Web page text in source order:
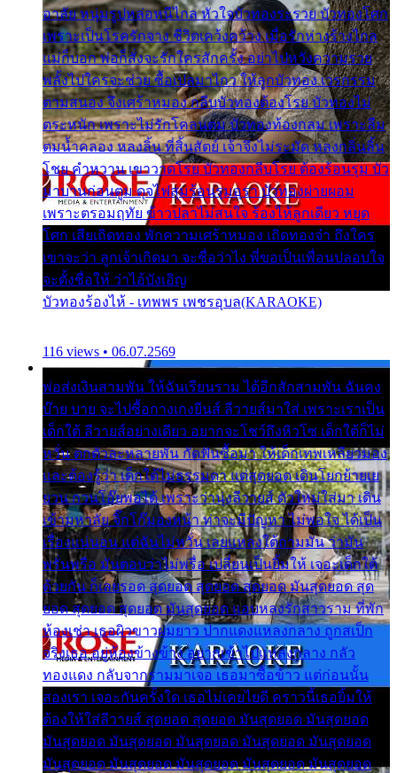
อาลัย หนุ่มรูปหล่อหนีไกล หัวใจบัวทองระรวย บัวทองโศก
เพราะเป็นโรครักจาง ชีวิตเคว้งคว้าง เมื่อรักห่างร้างไกล
แม่ก็บอก พ่อก็สั่งจะรักใครสักครั้ง อย่าไปหวังความรวย
พลั้งไปใครจะช่วย ซื้อเปลมาไกว ให้ลูกบัวทอง เวรกรรม
ตามสนอง จึงเศร้าหมอง กลีบบัวทองต้องโรย บัวทองไม่
ตระหนัก เพราะไม่รักโคลนตม บัวทองท้องกลม เพราะลืม
ตมน้ำคลอง หลงลิ้น ที่สิ้นสัตย์ เจ้าจึงไม่ระมัด หลงกลิ่นลิ้น
โชย คำหวาน เขาวาดโรย บัวทองกลีบโรย ต้องร้อนรุม บัว
มาบานก่อนตูม ดุจไฟสุมร้อนรุมอุรา บัวทองผ่ายผอม
เพราะตรอมฤทัย ข้าวปลาไม่สนใจ ร้องไห้ลูกเดียว หยุด
โศก เสียเถิดทอง พักความเศร้าหมอง เถิดทองจ๋า ถึงใคร
เขาจะว่า ลูกเจ้าเกิดมา จะชื่อว่าไง พี่ขอเป็นเพื่อนปลอบใจ
จะตั้งชื่อให้ ว่าไอ้บังเอิญ
บัวทองร้องไห้ - เทพพร เพชรอุบล(KARAOKE)
116 views • 06.07.2569
พ่อส่งเงินสามพัน ให้ฉันเรียนราม ได้อีกสักสามพัน ฉันคง
บ๊าย บาย จะไปซื้อกางเกงยีนส์ ลีวายส์มาใส่ เพราะเราเป็น
เด็กใต้ ลีวายส์อย่างเดียว อยากจะโชว์ถึงหิวโซ เด็กใต้ก็ไม่
หวั่น ตกตัวละหลายพัน กัดฟันซื้อมา ให้เด็กเทพเหลียวมอง
และต้องรู้ว่า เด็กใต้ไม่ธรรมดา แต่สุดยอด เดินโยกย้ายเย
ยวน กวนโอ๊ยพอได้ เพราะว่านุ่งลีวายส์ ตัวใหม่ใส่มา เดิน
เข้ามหาลัย จิ๊กโก๊มองหน้า ท่าจะมีปัญหา ไม่พอใจ ได้เป็น
เรื่องแน่นอน แต่ฉันไม่หวั่น เลยแหลงใต้ถามมัน ว่ามัน
พรั่นพรือ มันตอบว่าไม่พรื่อ เปลี่ยนเป็นยิ้มให้ เจอะเด็กใต้
ด้วยกัน ก็เลยรอด สุดยอด สุดยอด สุดยอด มันสุดยอด สุด
ยอด สุดยอด สุดยอด มันสุดยอด แอบหลงรักสาวราม ที่พัก
ห้องเช่า เธอผิวขาวผมยาว ปากแดงแหลงกลาง ถูกสเป็ก
จริงเธอ อยู่ห้องข้างข้าง อยากเข้าไปแหลงกลาง กลัว
ทองแดง กลับจากรามมาเจอ เธอมาซื้อข้าว แต่ก่อนนั้น
สองเรา เจอะกันครั้งใด เธอไม่เคยไยดี คราวนี้เธอยิ้มให้
ต้องให้ใส่ลีวายส์ สุดยอด สุดยอด มันสุดยอด มันสุดยอด
มันสุดยอด มันสุดยอด มันสุดยอด มันสุดยอด มันสุดยอด
มันสุดยอด มันสุดยอด มันสุดยอด มันสุดยอด มันสุดยอด